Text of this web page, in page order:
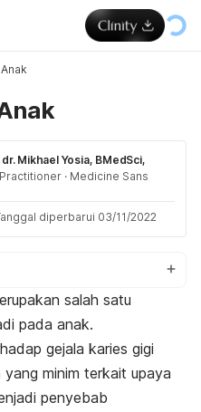
dr. Mikhael Yosia, BMedSci,
· Medicine Sans
diperbarui 03/11/2022
salah satu
pada anak.
gejala karies gigi
minim terkait upaya
penyebab